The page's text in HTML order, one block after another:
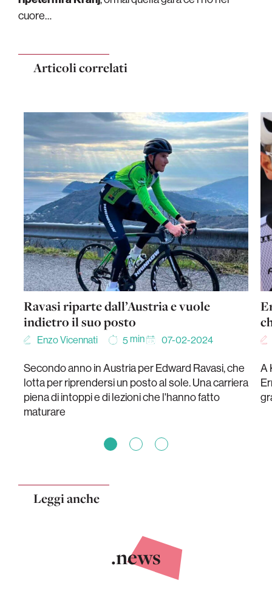
cuore…
Articoli correlati
Ravasi riparte dall’Austria e vuole
indietro il suo posto
Enzo Vicennati 5min 07-02-2024
Secondo anno in Austria per Edward Ravasi, che
lotta per riprendersi un posto al sole. Una carriera
piena di intoppi e di lezioni che l'hanno fatto
maturare
A
Leggi anche
.news